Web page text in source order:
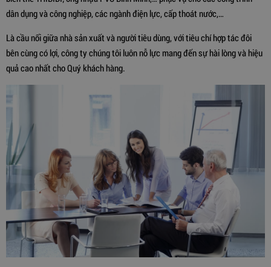
dân dụng và công nghiệp, các ngành điện lực, cấp thoát nước,…
Là cầu nối giữa nhà sản xuất và người tiêu dùng, với tiêu chí hợp tác đôi
bên cùng có lợi, công ty chúng tôi luôn nỗ lực mang đến sự hài lòng và hiệu
quả cao nhất cho Quý khách hàng.